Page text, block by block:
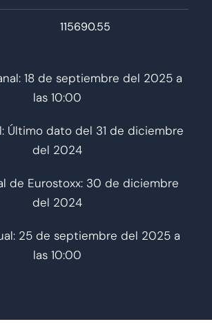
115690.55
18 de septiembre del 2025 a
las 10:00
Último dato del 31 de diciembre
del 2024
de Eurostoxx: 30 de diciembre
del 2024
25 de septiembre del 2025 a
las 10:00